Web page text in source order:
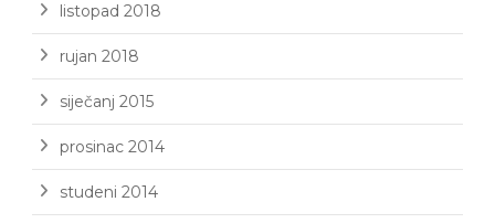
listopad 2018
rujan 2018
siječanj 2015
prosinac 2014
studeni 2014